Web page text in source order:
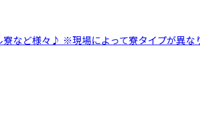
寮など様々♪ ※現場によって寮タイプが異